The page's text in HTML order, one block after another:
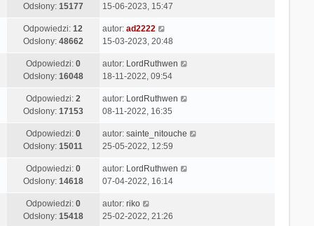
Odsłony: 15177
15-06-2023, 15:47
Odpowiedzi:12
Odsłony: 48662
autor: ad2222
15-03-2023, 20:48
Odpowiedzi: 0
Odsłony: 16048
autor: LordRuthwen
18-11-2022, 09:54
Odpowiedzi: 2
Odsłony: 17153
autor: LordRuthwen
08-11-2022, 16:35
Odpowiedzi: 0
Odsłony:15011
autor: sainte_nitouche
25-05-2022, 12:59
Odpowiedzi: 0
Odsłony: 14618
autor: LordRuthwen
07-04-2022, 16:14
Odpowiedzi: 0
Odsłony: 15418
autor: riko
25-02-2022, 21:26